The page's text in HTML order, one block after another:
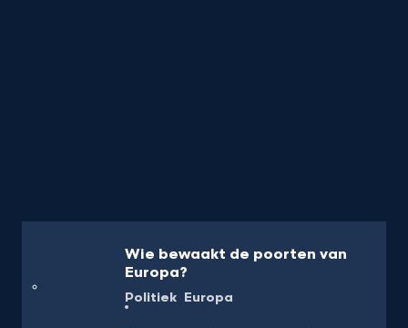
Wie bewaakt de poorten van
Europa?
Politiek Europa